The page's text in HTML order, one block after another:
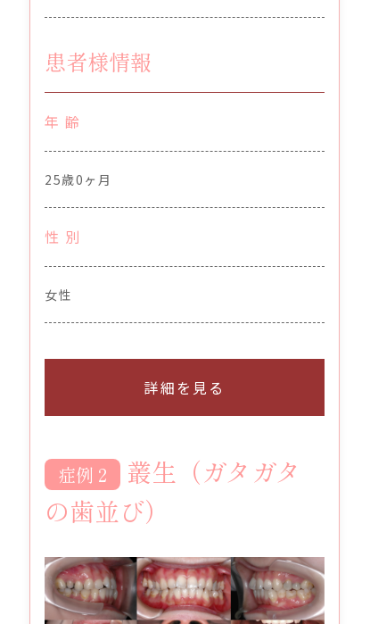
患者様情報
年 齢
25歳0ヶ月
性 別
女性
詳細を見る
症例
叢生（ガタガタ
の歯並び）